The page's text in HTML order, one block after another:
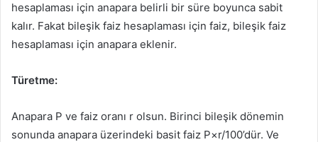
hesaplaması için anapara belirli bir süre boyunca sabit
kalır. Fakat bileşik faiz hesaplaması için faiz, bileşik faiz
hesaplaması için anapara eklenir.
Türetme:
Anapara P ve faiz oranı r olsun. Birinci bileşik dönemin
sonunda anapara üzerindeki basit faiz P×r/100’dür. Ve